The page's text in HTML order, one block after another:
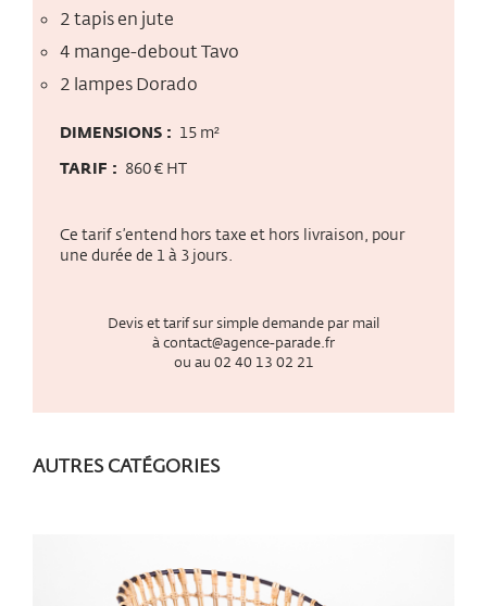
2 tapis en jute
4 mange-debout Tavo
2 lampes Dorado
DIMENSIONS : 15 m²
TARIF : 860 € HT
Ce tarif s’entend hors taxe et hors livraison, pour
une durée de 1 à 3 jours.
Devis et tarif sur simple demande par mail
àcontact@agence-parade.fr
ou au 02 40 13 02 21
AUTRES CATÉGORIES